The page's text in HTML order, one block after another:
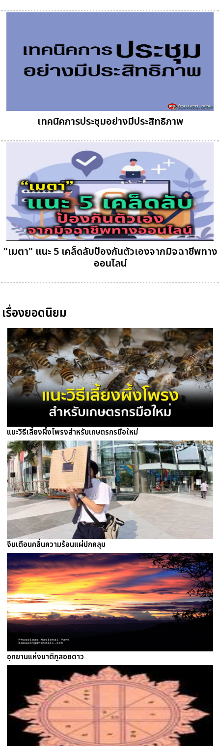
เทคนิคการประชุมอย่างมีประสิทธิภาพ
"เมตา" แนะ 5 เคล็ดลับป้องกันตัวเองจากมิจฉาชีพทาง
ออนไลน์
เรื่องยอดนิยม
แนะวิธีเลี้ยงผึ้งโพรงสำหรับเกษตรกรมือใหม่
จีนเตือนคลื่นความร้อนแผ่ปกคลุม
อุทยานแห่งชาติภูสอยดาว